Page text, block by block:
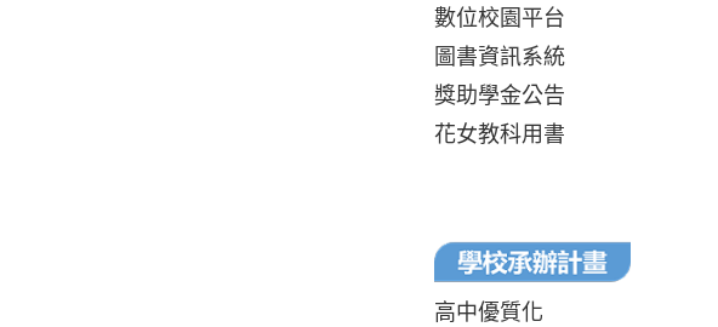
數位校園平台
圖書資訊系統
獎助學金公告
花女教科用書
高中優質化